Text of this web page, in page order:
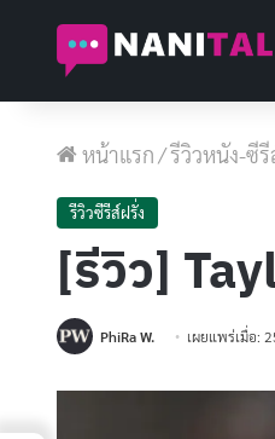
หน้าแรก/รีวิวหนัง-ซีรี
รีวิวซีรีส์ฝรั่ง
[รีวิว]
PhiRa W. เผยแพร่เมื่อ: